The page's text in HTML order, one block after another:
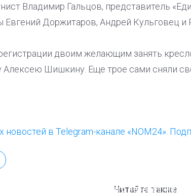
Владимир Гальцов, представитель
Доржитаров, Андрей Кульговец и
двоим желающим занять
Шишкину. Еще трое сами сняли
в Telegram-канале «NOM24».
Читайте также
единого перевозчика